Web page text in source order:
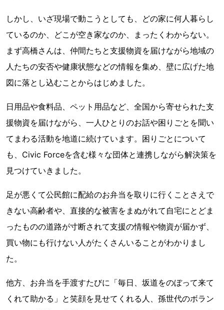
しかし、いざ現場で動こうとしても、どの家に何人暮らし
ているのか、どこが空き家なのか、まったくわからない。
まず高橋さんは、仲間たちと支援物資を届けながら地域の
人たちの安否や健康状態などの情報を集め、壁に広げた地
図に落とし込むことからはじめました。
日用品や食料品、ペット用品など、全国から寄せられた支
援物資を届けながら、一人ひとりのお話や困りごとを聞い
てまわる活動を地道に続けています。困りごとについて
も、Civic Forceを含む様々な団体と連携しながら解決策を
見つけていきました。
足が悪くて公民館に配給のお弁当を取りに行くことさえで
きない高齢者や、直接的な被害をまぬがれて自宅にとどま
ったものの道路が寸断されて支援の情報や物資が届かず、
買い物にも行けない人がたくさんいることがわかりまし
た。
他方、お弁当を手渡すたびに「毎日、坂道をのぼって来て
くれて助かる」と笑顔を見せてくれる人、孫世代のボラン